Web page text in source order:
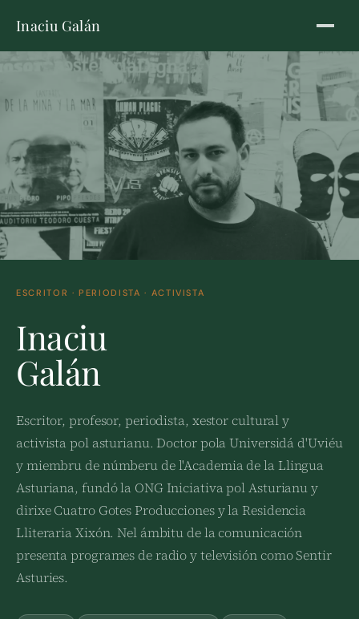
Inaciu Galán
ESCRITOR · PERIODISTA · ACTIVISTA
Inaciu
Galán
Escritor, profesor, periodista, xestor cultural y
activista pol asturianu. Doctor pola Universidá d'Uviéu
y miembru de númberu de l'Academia de la Llingua
Asturiana, fundó la ONG Iniciativa pol Asturianu y
dirixe Cuatro Gotes Producciones y la Residencia
Lliteraria Xixón. Nel ámbitu de la comunicación
presenta programes de radio y televisión como Sentir
Asturies.